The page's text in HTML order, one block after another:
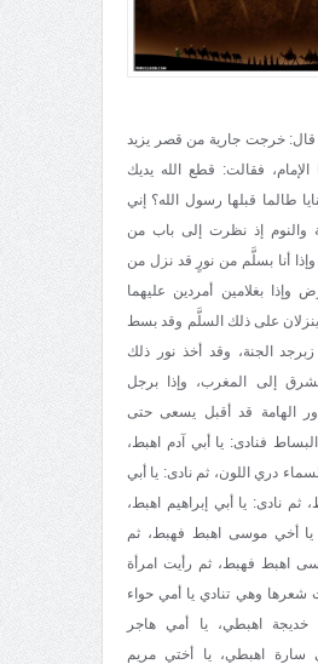
خرجت جارية من قصر يزيد
الإمام، فقالت: قطع الله يديك
طالما قبلها رسول الله؟ إني
والنوم إذ نظرت إلى باب من
أنا بسلَّم من نورٍ قد نزل من
وإذا بغلامين أمردين عليهما
على ذلك السلَّم وقد بسط
الجنة، وقد أخذ نور ذلك
إلى المغرب، وإذا برجل
الهامة قد أقبل يسعى حتى
فنادى: يا أبي آدم اهبط،
دري اللون، ثم نادى: يا أبي
ثم نادى: يا أبي إبراهيم اهبط،
يا أخي موسى اهبط فهبط، ثم
اهبط فهبط، ثم رأيت امرأة
شعرها وهي تنادي يا أمي حواء
خديجة اهبطي، يا أمي هاجر
سارة اهبطي، يا أختي مريم